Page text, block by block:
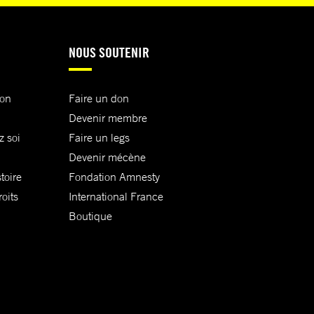
soi
NOUS SOUTENIR
Faire un don
Devenir membre
Faire un legs
Devenir mécène
Fondation Amnesty
International France
Boutique